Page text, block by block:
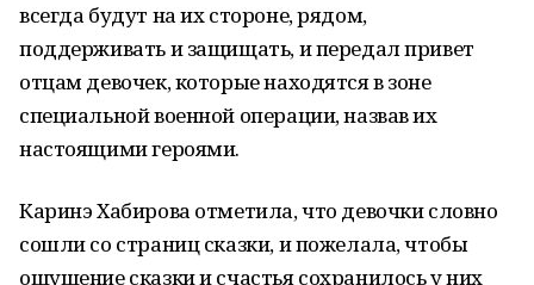
всегда будут на их стороне, рядом,
поддерживать и защищать, и передал привет
отцам девочек, которые находятся в зоне
специальной военной операции, назвав их
настоящими героями.
Каринэ Хабирова отметила, что девочки словно
сошли со страниц сказки, и пожелала, чтобы
ощущение сказки и счастья сохранилось у них